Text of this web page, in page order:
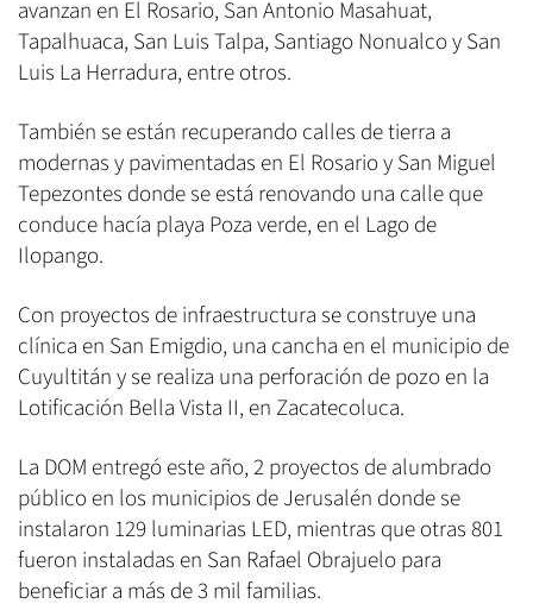
avanzan en El Rosario, San Antonio Masahuat,
Tapalhuaca, San Luis Talpa, Santiago Nonualco y San
Luis La Herradura, entre otros.
También se están recuperando calles de tierra a
modernas y pavimentadas en El Rosario y San Miguel
Tepezontes donde se está renovando una calle que
conduce hacía playa Poza verde, en el Lago de
Ilopango.
Con proyectos de infraestructura se construye una
clínica en San Emigdio, una cancha en el municipio de
Cuyultitán y se realiza una perforación de pozo en la
Lotificación Bella Vista II, en Zacatecoluca.
La DOM entregó este año, 2 proyectos de alumbrado
público en los municipios de Jerusalén donde se
instalaron 129 luminarias LED, mientras que otras 801
fueron instaladas en San Rafael Obrajuelo para
beneficiar a más de 3 mil familias.